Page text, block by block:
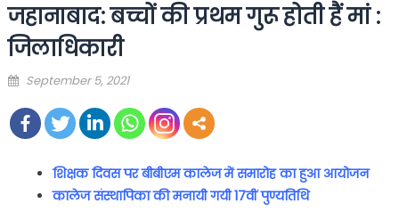
जहानाबाद: बच्चों की प्रथम गुरू होती हैं मां :
जिलाधिकारी
Posted
September 5, 2021
शिक्षक दिवस पर बीबीएम कालेज में समारोह का हुआ आयोजन
कालेज संस्थापिका की मनायी गयी 17वीं पुण्यतिथि